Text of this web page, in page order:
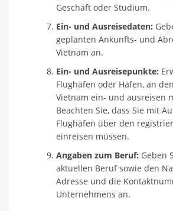
Geschäft oder Studium.
Ein- und Ausreisedaten:
geplanten Ankunfts- und
Vietnam an.
Ein- und Ausreisepunkte:
Flughäfen oder Häfen, an
Vietnam ein- und ausreisen
Beachten Sie, dass Sie mit
Flughäfen über den
einreisen müssen.
Angaben zum Beruf: Geben
aktuellen Beruf sowie den
Adresse und die
Unternehmens an.